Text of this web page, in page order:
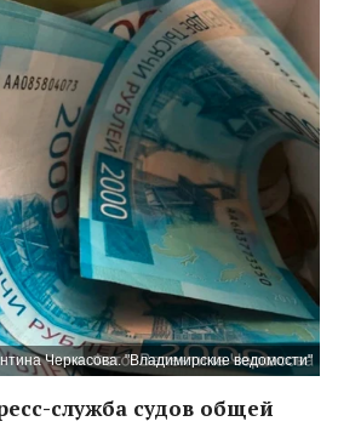
Черкасова. "Владимирские ведомости"
служба судов общей